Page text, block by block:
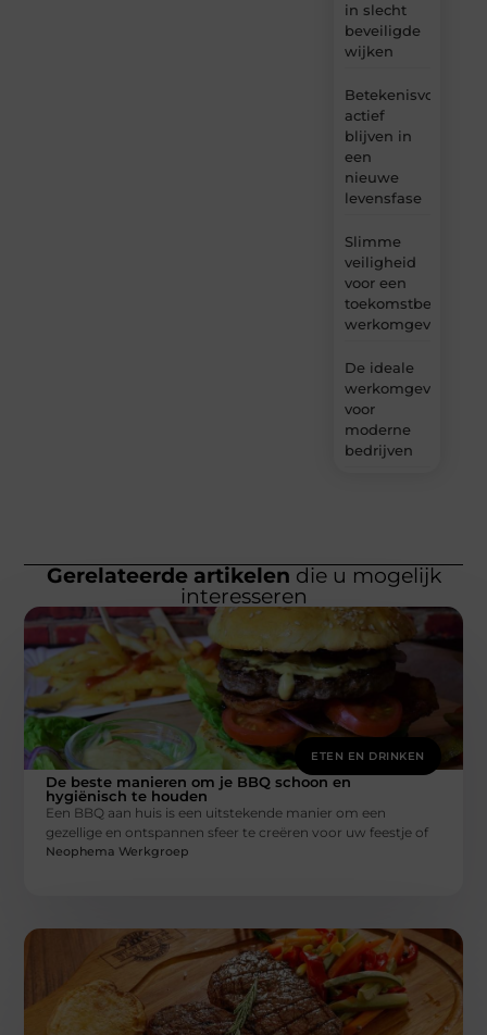
in slecht
beveiligde
wijken
Betekenisvol
actief
blijven in
een
nieuwe
levensfase
Slimme
veiligheid
voor een
werkomgeving
De ideale
werkomgeving
voor
moderne
bedrijven
Gerelateerde artikelen die u mogelijk
interesseren
ETEN EN DRINKEN
De beste manieren om je BBQ schoon en
hygiënisch te houden
Een BBQ aan huis is een uitstekende manier om een
gezellige en ontspannen sfeer te creëren voor uw feestje of
Neophema Werkgroep